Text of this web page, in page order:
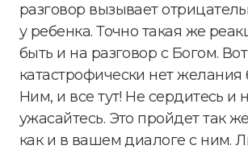
разговор вызывает
у ребенка. Точно такая же
быть и на разговор с Богом. Вот
катастрофически нет желания
Ним, и все тут! Не сердитесь и
ужасайтесь. Это пройдет так
как и в вашем диалоге с ним.